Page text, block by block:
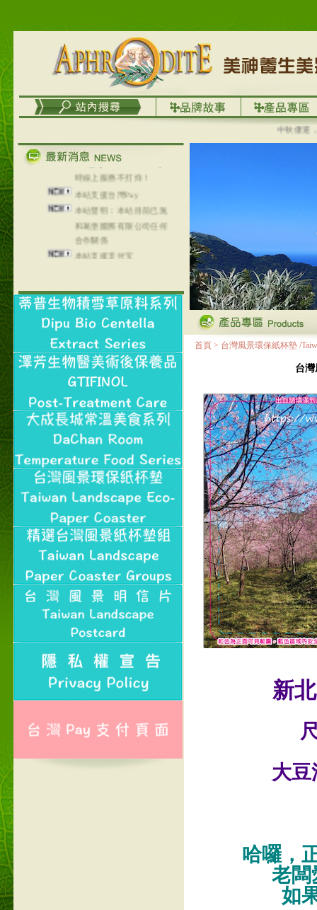
中秋優選，大
在外租屋者、居住處無管
理員、不方便在工作地點
取件者，歡迎多多使用
【郵局i郵箱】的服務喔～
【i郵箱】設立的地點，請
進入內頁連結～
Line@aphrodite2020 24小
時線上服務不打烊！
本站支援台灣Pay
本站聲明：本站目前已無
和葛堡國際有限公司任何
合作關係
本站支援支付宝
2017年1月1日起，中国大
首頁 > 台灣風景環保紙杯墊 /
台灣
新
大
哈囉，
老闆
如